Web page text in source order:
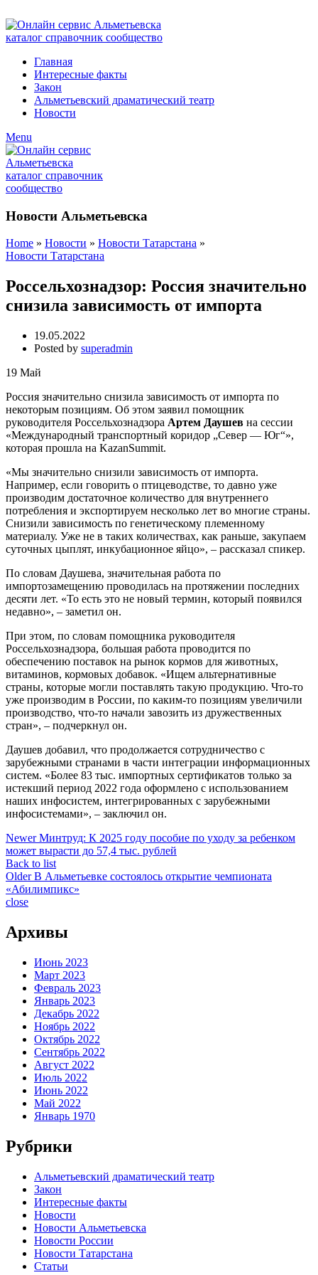
Главная
Интересные факты
Закон
Альметьевский драматический театр
Новости
Menu
Новости Альметьевска
Home » Новости » Новости Татарстана »
Новости Татарстана
Россельхознадзор: Россия значительно
снизила зависимость от импорта
19.05.2022
Posted by superadmin
19 Май
Россия значительно снизила зависимость от импорта по
некоторым позициям. Об этом заявил помощник
руководителя Россельхознадзора Артем Даушев на сессии
«Международный транспортный коридор „Север — Юг“»,
которая прошла на KazanSummit.
«Мы значительно снизили зависимость от импорта.
Например, если говорить о птицеводстве, то давно уже
производим достаточное количество для внутреннего
потребления и экспортируем несколько лет во многие страны.
Снизили зависимость по генетическому племенному
материалу. Уже не в таких количествах, как раньше, закупаем
суточных цыплят, инкубационное яйцо», – рассказал спикер.
По словам Даушева, значительная работа по
импортозамещению проводилась на протяжении последних
десяти лет. «То есть это не новый термин, который появился
недавно», – заметил он.
При этом, по словам помощника руководителя
Россельхознадзора, большая работа проводится по
обеспечению поставок на рынок кормов для животных,
витаминов, кормовых добавок. «Ищем альтернативные
страны, которые могли поставлять такую продукцию. Что-то
уже производим в России, по каким-то позициям увеличили
производство, что-то начали завозить из дружественных
стран», – подчеркнул он.
Даушев добавил, что продолжается сотрудничество с
зарубежными странами в части интеграции информационных
систем. «Более 83 тыс. импортных сертификатов только за
истекший период 2022 года оформлено с использованием
наших инфосистем, интегрированных с зарубежными
инфосистемами», – заключил он.
Newer Минтруд: К 2025 году пособие по уходу за ребенком
может вырасти до 57,4 тыс. рублей
Back to list
Older В Альметьевке состоялось открытие чемпионата
«Абилимпикс»
close
Архивы
Июнь 2023
Март 2023
Февраль 2023
Январь 2023
Декабрь 2022
Ноябрь 2022
Октябрь 2022
Сентябрь 2022
Август 2022
Июль 2022
Июнь 2022
Май 2022
Январь 1970
Рубрики
Альметьевский драматический театр
Закон
Интересные факты
Новости
Новости Альметьевска
Новости России
Новости Татарстана
Статьи